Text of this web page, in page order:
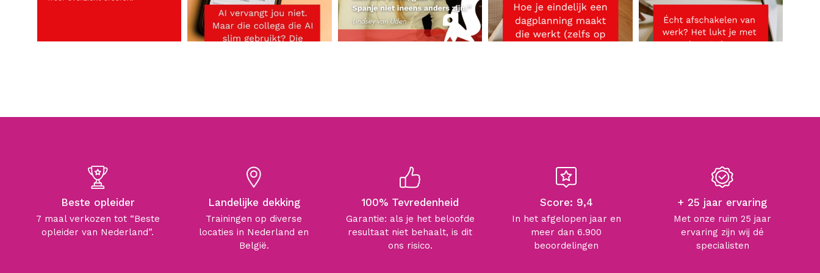
Beste opleider
7 maal verkozen tot “Beste
opleider van Nederland”.
Landelijke dekking
Trainingen op diverse
locaties in Nederland en
België.
100% Tevredenheid
Garantie: als je het beloofde
resultaat niet behaalt, is dit
ons risico.
Score: 9,4
In het afgelopen jaar en
meer dan 6.900
beoordelingen
+ 25 jaar ervaring
Met onze ruim 25 jaar
ervaring zijn wij dé
specialisten